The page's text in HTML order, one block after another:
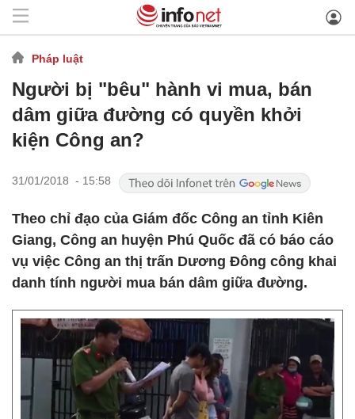
Pháp luật
Người bị "bêu" hành vi mua, bán
dâm giữa đường có quyền khởi
kiện Công an?
31/01/2018 - 15:58
Theo chỉ đạo của Giám đốc Công an tỉnh Kiên
Giang, Công an huyện Phú Quốc đã có báo cáo
vụ việc Công an thị trấn Dương Đông công khai
danh tính người mua bán dâm giữa đường.